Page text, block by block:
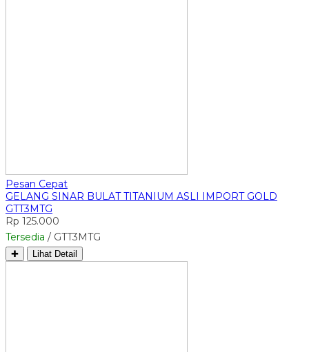
Pesan Cepat
GELANG SINAR BULAT TITANIUM ASLI IMPORT GOLD
GTT3MTG
Rp 125.000
Tersedia / GTT3MTG
✚ Lihat Detail